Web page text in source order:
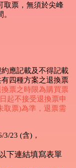
取票，無須於尖峰
應記載及不得記載
四種方案之退換票
換票之時限為購買票
起不接受退換票申
取票)為準，退票需
23 (含)，
下連結填寫表單